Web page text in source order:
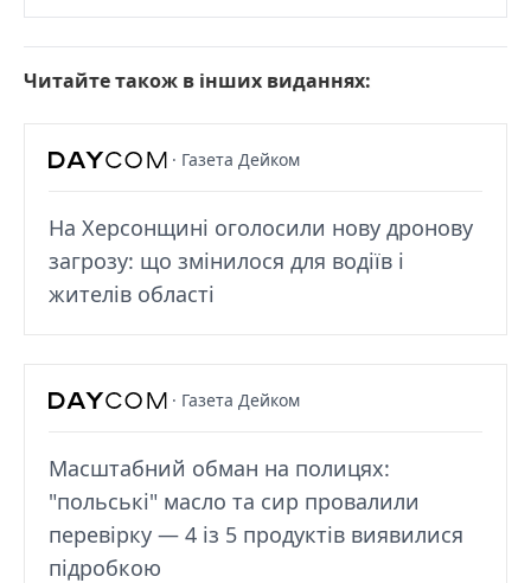
Читайте також в інших виданнях:
· Газета Дейком
На Херсонщині оголосили нову дронову
загрозу: що змінилося для водіїв і
жителів області
· Газета Дейком
Масштабний обман на полицях:
"польські" масло та сир провалили
перевірку — 4 із 5 продуктів виявилися
підробкою